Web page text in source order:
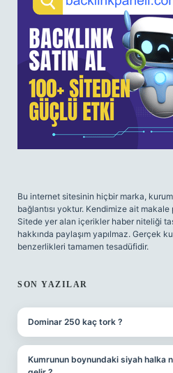
Bu internet sitesinin hiçbir marka,
bağlantısı yoktur. Kendimize ait makale
Sitede yer alan içerikler haber niteliği
hakkında paylaşım yapılmaz. Gerçek
benzerlikleri tamamen tesadüfidir.
SON YAZILAR
Dominar 250 kaç tork ?
Kumrunun boynundaki siyah halka